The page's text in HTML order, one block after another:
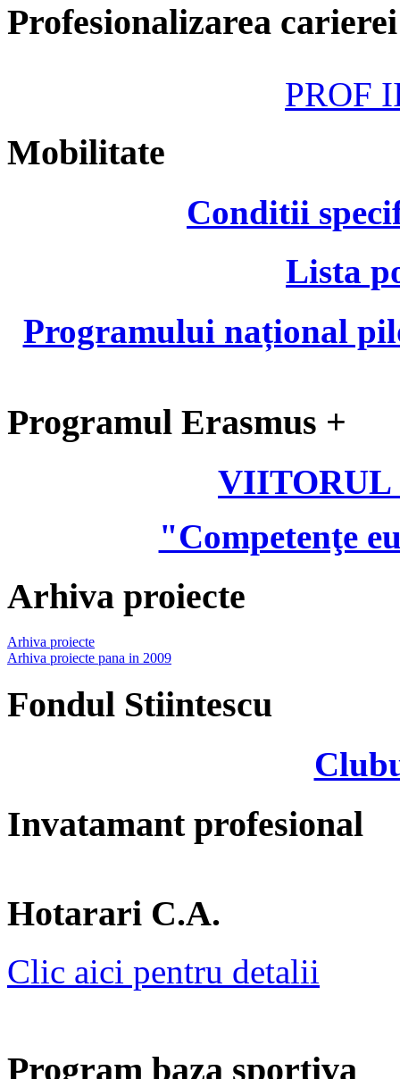
Profesionalizarea
PROF
Mobilitate
Conditii
Lista
Programului național
Programul Erasmus +
VIITORUL
"Competenţe
Arhiva proiecte
Arhiva proiecte
Arhiva proiecte pana in 2009
Fondul Stiintescu
Invatamant profesional
Hotarari C.A.
Clic aici pentru detalii
Program baza sportiva